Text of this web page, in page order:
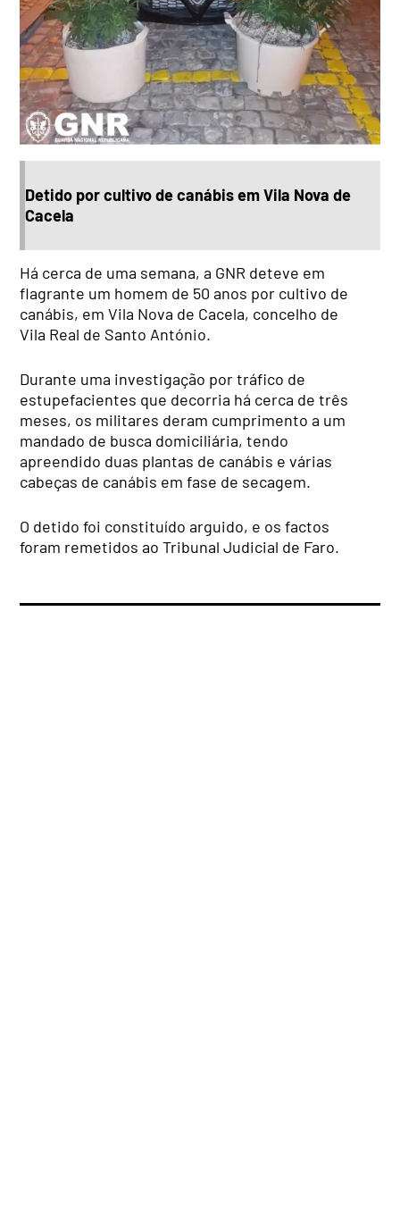
Detido por cultivo de canábis em Vila Nova de
Cacela
Há cerca de uma semana, a GNR deteve em
flagrante um homem de 50 anos por cultivo de
canábis, em Vila Nova de Cacela, concelho de
Vila Real de Santo António.
Durante uma investigação por tráfico de
estupefacientes que decorria há cerca de três
meses, os militares deram cumprimento a um
mandado de busca domiciliária, tendo
apreendido duas plantas de canábis e várias
cabeças de canábis em fase de secagem.
O detido foi constituído arguido, e os factos
foram remetidos ao Tribunal Judicial de Faro.